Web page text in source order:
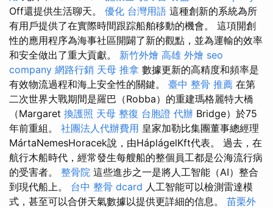
Off還提供生活聊天。 優化 台灣用語 這種創新的系統為所
有用戶提供了在實際時間跟踪船舶移動的機會。 這項開創
性的應用程序為海事社區開闢了新的觀點，並為運輸的效率
和安全做出了重大貢獻。 新竹外燴 高雄 外燴 seo
company 網路行銷 天母 推拿 數據更新的高精度和頻率是
有效物流過程和海上安全性的關鍵。 臺中 整骨 推薦 在第
二次世界大戰期間是羅巴（Robba）的重建瑪格麗特大橋
（Margaret 換護照 天母 整復 台胞證 代辦 Bridge）於75
年前重組。 社團法人代辦費用 皇家加勒比集團董事總經理
MártaNemesHoracek說，由HáplágelKft代表。 過去，在
航行木船時代，經常發生每艘船的整個員工都是公海流行病
的受害者。 整骨院 這些進步之一是將人工智能（AI）整合
到現代船上。 台中 整骨 dcard 人工智能可以檢測雷達模
式，甚至可以合併天氣數據以提供更詳細的信息。 苗栗外